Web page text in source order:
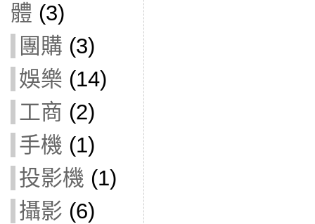
體 (3)
團購 (3)
娛樂 (14)
工商 (2)
手機 (1)
投影機 (1)
攝影 (6)